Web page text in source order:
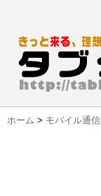
ホーム > モバイル通信